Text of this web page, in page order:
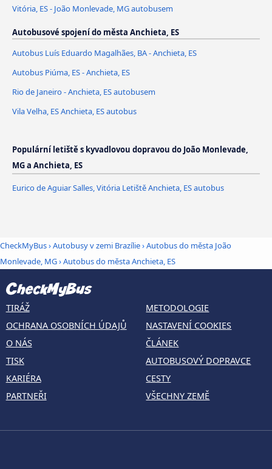
Vitória, ES - João Monlevade, MG autobusem
Autobusové spojení do města Anchieta, ES
Autobus Luís Eduardo Magalhães, BA - Anchieta, ES
Autobus Piúma, ES - Anchieta, ES
Rio de Janeiro - Anchieta, ES autobusem
Vila Velha, ES Anchieta, ES autobus
Populární letiště s kyvadlovou dopravou do João Monlevade,
MG a Anchieta, ES
Eurico de Aguiar Salles, Vitória Letiště Anchieta, ES autobus
CheckMyBus›Autobusy v zemi Brazílie›Autobus do města João
Monlevade, MG›Autobus do města Anchieta, ES
TIRÁŽ
OCHRANA OSOBNÍCH ÚDAJŮ
O NÁS
TISK
KARIÉRA
PARTNEŘI
METODOLOGIE
NASTAVENÍ COOKIES
ČLÁNEK
AUTOBUSOVÝ DOPRAVCE
CESTY
VŠECHNY ZEMĚ